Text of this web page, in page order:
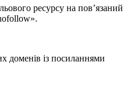
ресурсу на пов’язаний
доменів із посиланнями